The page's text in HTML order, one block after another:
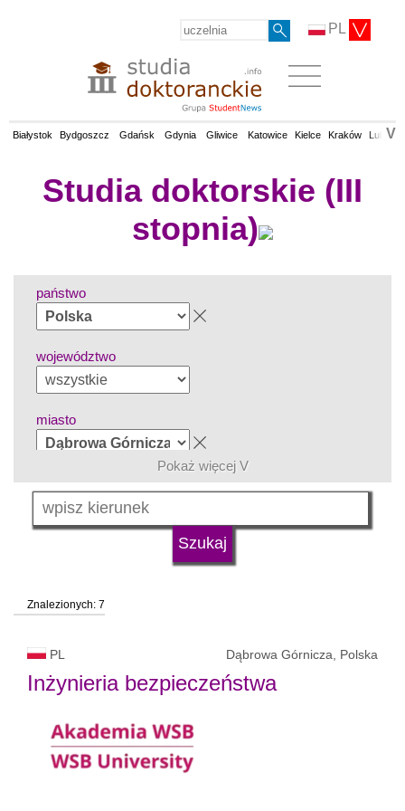
PL
Białystok Bydgoszcz Gdańsk Gdynia Gliwice Katowice Kielce Kraków Lublin
V
Studia doktorskie (III
stopnia)
państwo
województwo
miasto
grupa kierunków
typ uczelni
status uczelni
Pokaż więcej V
Znalezionych: 7
PL Dąbrowa Górnicza, Polska
Inżynieria bezpieczeństwa